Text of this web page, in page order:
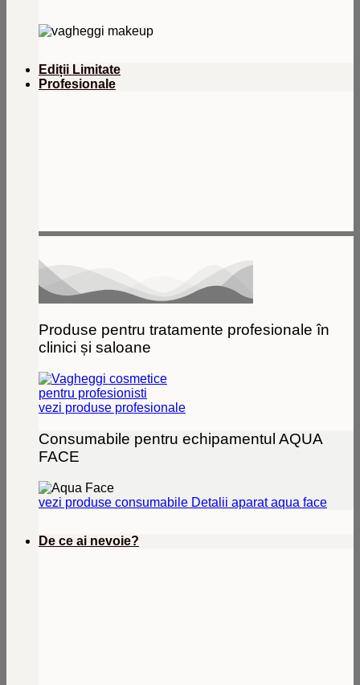
Ediții Limitate
Profesionale
Produse pentru tratamente profesionale în
clinici și saloane
vezi produse profesionale
Consumabile pentru echipamentul AQUA
FACE
vezi produse consumabile Detalii aparat aqua face
De ce ai nevoie?